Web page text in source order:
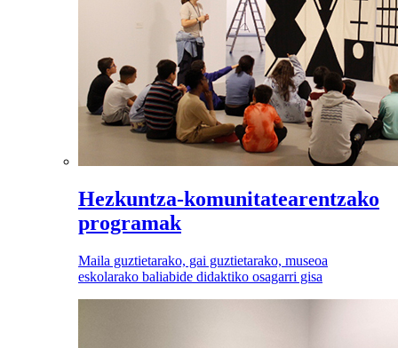
Hezkuntza-komunitatearentzako
programak
Maila guztietarako, gai guztietarako, museoa
eskolarako baliabide didaktiko osagarri gisa